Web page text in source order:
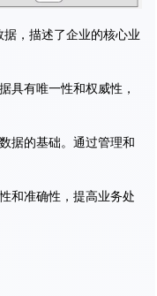
，描述了企业的核心业
具有唯一性和权威性，
据的基础。通过管理和
和准确性，提高业务处